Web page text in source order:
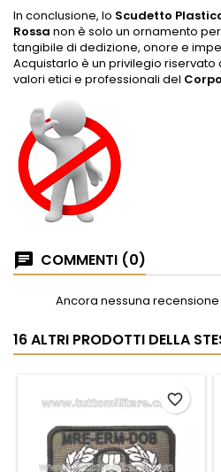
In conclusione, lo Scudetto
Rossa non è solo un ornamento
tangibile di dedizione, onore e
Acquistarlo è un privilegio
valori etici e professionali del
COMMENTI (0)
Ancora nessuna
16 ALTRI PRODOTTI DELLA
favorite_border